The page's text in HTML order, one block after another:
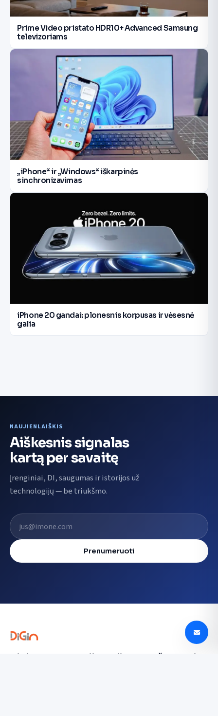
Prime Video pristato HDR10+ Advanced Samsung
televizoriams
„iPhone“ ir „Windows“ iškarpinės
sinchronizavimas
iPhone 20 gandai: plonesnis korpusas ir vėsesnė
galia
NAUJIENLAIŠKIS
Aiškesnis signalas
kartą per savaitę
Įrenginiai, DI, saugumas ir istorijos už
technologijų — be triukšmo.
El. pašto adresas
Prenumeruoti
Digin - Technologijų naujienos, apžvalgos ir